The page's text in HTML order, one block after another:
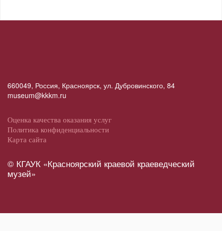
660049, Россия, Красноярск, ул. Дубровинского, 84
museum@kkkm.ru
Оценка качества оказания услуг
Политика конфиденциальности
Карта сайта
© КГАУК «Красноярский краевой краеведческий
музей»